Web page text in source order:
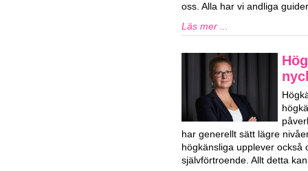
oss. Alla har vi andliga
Läs mer ...
har generellt sätt lägre
högkänsliga upplever
självförtroende. Allt detta